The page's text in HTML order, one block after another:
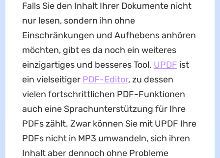
Falls Sie den Inhalt Ihrer Dokumente nicht
nur lesen, sondern ihn ohne
Einschränkungen und Aufhebens anhören
möchten, gibt es da noch ein weiteres
einzigartiges und besseres Tool. UPDF ist
ein vielseitiger PDF-Editor, zu dessen
vielen fortschrittlichen PDF-Funktionen
auch eine Sprachunterstützung für Ihre
PDFs zählt. Zwar können Sie mit UPDF Ihre
PDFs nicht in MP3 umwandeln, sich ihren
Inhalt aber dennoch ohne Probleme